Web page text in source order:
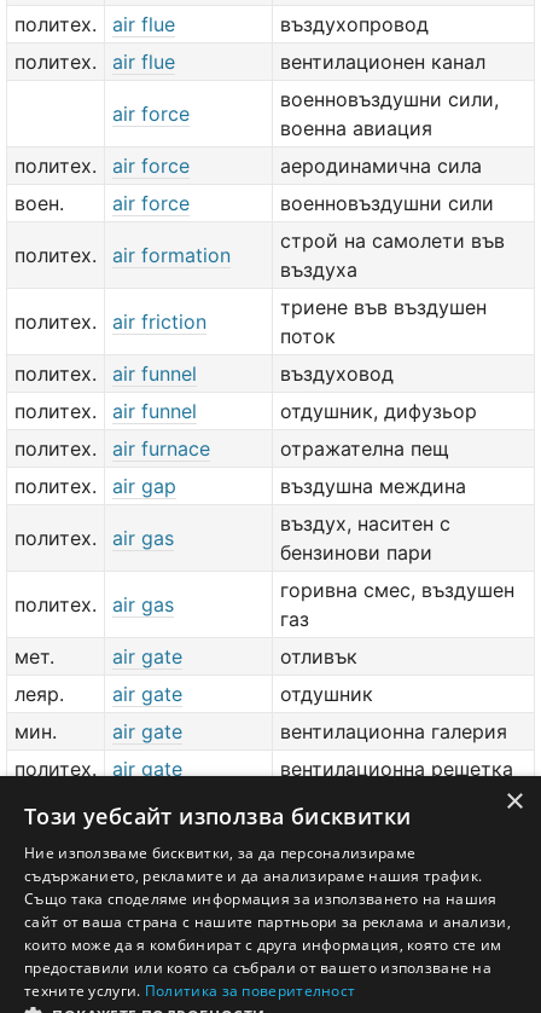
политех.
air flue
въздухопровод
политех.
air flue вентилационен канал
air force
военновъздушни сили,
военна авиация
политех.
air force
аеродинамична сила
воен.
air force военновъздушни сили
политех. air formation
строй на самолети във
въздуха
политех. air friction
триене във въздушен
поток
политех.
air funnel
въздуховод
политех.
air funnel
отдушник, дифузьор
политех.
air furnace
отражателна пещ
политех.
air gap въздушна междина
политех. air gas
въздух, наситен с
бензинови пари
политех. air gas
горивна смес, въздушен
газ
мет.
air gate
отливък
леяр.
air gate
отдушник
мин.
air gate
вентилационна галерия
политех.
air gate
вентилационна решетка
политех.
air gauge
въздушен манометър
политех.
air grid
тех.
air gun изхвърляч
добави значение или преводтук
×
Този уебсайт използва бисквитки
Ние използваме бисквитки, за да персонализираме
съдържанието, рекламите и да анализираме нашия трафик.
Също така споделяме информация за използването на нашия
сайт от ваша страна с нашите партньори за реклама и анализи,
които може да я комбинират с друга информация, която сте им
предоставили или която са събрали от вашето използване на
техните услуги. Политика за поверителност